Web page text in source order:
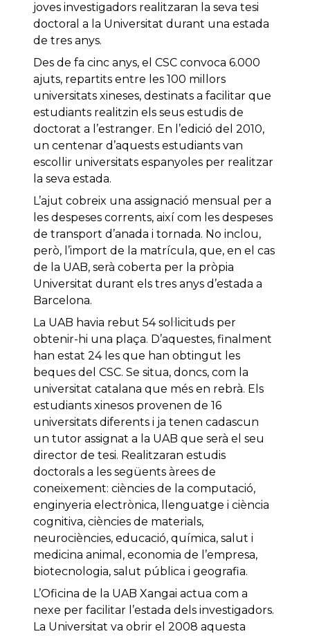
joves investigadors realitzaran la seva tesi
doctoral a la Universitat durant una estada
de tres anys.
Des de fa cinc anys, el CSC convoca 6.000
ajuts, repartits entre les 100 millors
universitats xineses, destinats a facilitar que
estudiants realitzin els seus estudis de
doctorat a l’estranger. En l’edició del 2010,
un centenar d’aquests estudiants van
escollir universitats espanyoles per realitzar
la seva estada.
L’ajut cobreix una assignació mensual per a
les despeses corrents, així com les despeses
de transport d’anada i tornada. No inclou,
però, l’import de la matrícula, que, en el cas
de la UAB, serà coberta per la pròpia
Universitat durant els tres anys d’estada a
Barcelona.
La UAB havia rebut 54 sol·licituds per
obtenir-hi una plaça. D’aquestes, finalment
han estat 24 les que han obtingut les
beques del CSC. Se situa, doncs, com la
universitat catalana que més en rebrà. Els
estudiants xinesos provenen de 16
universitats diferents i ja tenen cadascun
un tutor assignat a la UAB que serà el seu
director de tesi. Realitzaran estudis
doctorals a les següents àrees de
coneixement: ciències de la computació,
enginyeria electrònica, llenguatge i ciència
cognitiva, ciències de materials,
neurociències, educació, química, salut i
medicina animal, economia de l’empresa,
biotecnologia, salut pública i geografia.
L’Oficina de la UAB Xangai actua com a
nexe per facilitar l’estada dels investigadors.
La Universitat va obrir el 2008 aquesta